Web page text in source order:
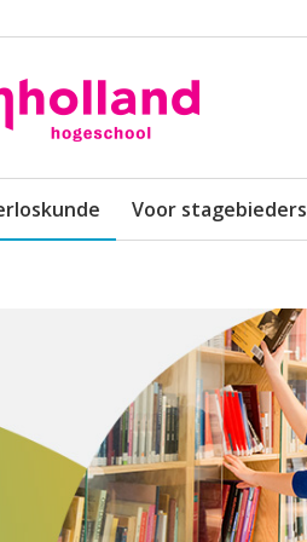
Voor stagebieders